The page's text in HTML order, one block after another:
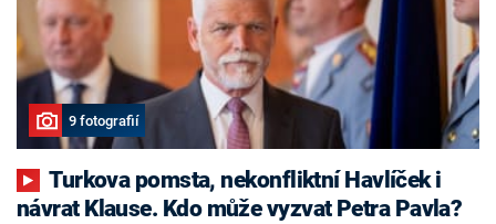
9 fotografií
Turkova pomsta, nekonfliktní Havlíček i
návrat Klause. Kdo může vyzvat Petra Pavla?